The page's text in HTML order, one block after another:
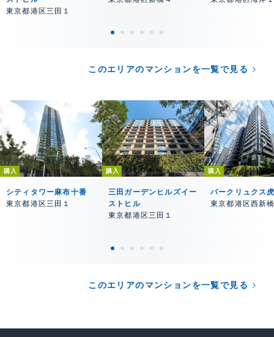
東京都港区三田１
このエリアのマンションを一覧で見る
購入
シティタワー麻布十番
東京都港区三田１
購入
三田ガーデンヒルズイー
ストヒル
東京都港区三田１
購入
パークリュクス
東京都港区西新
このエリアのマンションを一覧で見る